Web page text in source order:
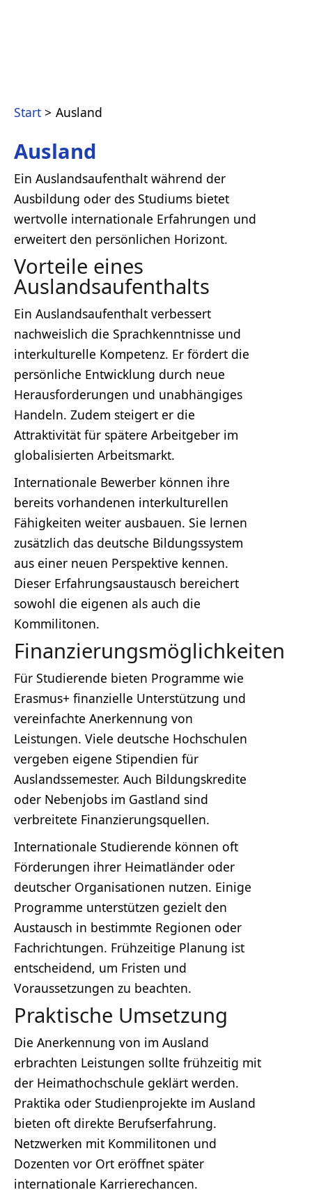
Start Ausland
Ausland
Ein Auslandsaufenthalt während der
Ausbildung oder des Studiums bietet
wertvolle internationale Erfahrungen und
erweitert den persönlichen Horizont.
Vorteile eines
Auslandsaufenthalts
Ein Auslandsaufenthalt verbessert
nachweislich die Sprachkenntnisse und
interkulturelle Kompetenz. Er fördert die
persönliche Entwicklung durch neue
Herausforderungen und unabhängiges
Handeln. Zudem steigert er die
Attraktivität für spätere Arbeitgeber im
globalisierten Arbeitsmarkt.
Internationale Bewerber können ihre
bereits vorhandenen interkulturellen
Fähigkeiten weiter ausbauen. Sie lernen
zusätzlich das deutsche Bildungssystem
aus einer neuen Perspektive kennen.
Dieser Erfahrungsaustausch bereichert
sowohl die eigenen als auch die
Kommilitonen.
Finanzierungsmöglichkeiten
Für Studierende bieten Programme wie
Erasmus+ finanzielle Unterstützung und
vereinfachte Anerkennung von
Leistungen. Viele deutsche Hochschulen
vergeben eigene Stipendien für
Auslandssemester. Auch Bildungskredite
oder Nebenjobs im Gastland sind
verbreitete Finanzierungsquellen.
Internationale Studierende können oft
Förderungen ihrer Heimatländer oder
deutscher Organisationen nutzen. Einige
Programme unterstützen gezielt den
Austausch in bestimmte Regionen oder
Fachrichtungen. Frühzeitige Planung ist
entscheidend, um Fristen und
Voraussetzungen zu beachten.
Praktische Umsetzung
Die Anerkennung von im Ausland
erbrachten Leistungen sollte frühzeitig mit
der Heimathochschule geklärt werden.
Praktika oder Studienprojekte im Ausland
bieten oft direkte Berufserfahrung.
Netzwerken mit Kommilitonen und
Dozenten vor Ort eröffnet später
internationale Karrierechancen.